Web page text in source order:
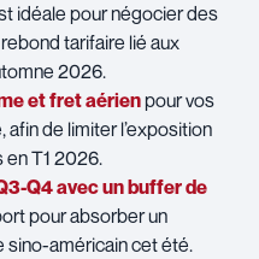
idéale pour négocier des
tarifaire lié aux
2026.
et fret aérienpour vos
de limiter l’exposition
en T1 2026.
Q4 avec un buffer de
pour absorber un
sino-américain cet été.